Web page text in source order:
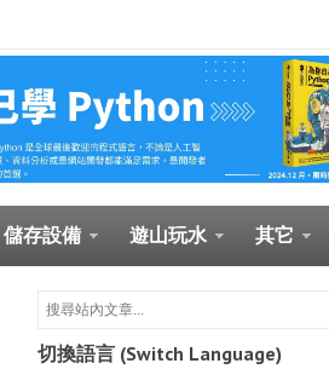
儲存設備 遊山玩水 其它
切換語言 (Switch Language)